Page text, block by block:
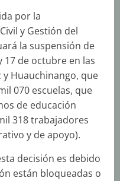
por la
y Gestión del
la suspensión de
17 de octubre en las
Huauchinango, que
070 escuelas, que
de educación
318 trabajadores
y de apoyo).
decisión es debido
están bloqueadas o